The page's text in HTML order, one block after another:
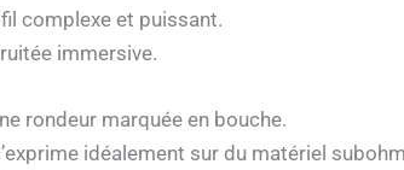
complexe et puissant.
immersive.
rondeur marquée en bouche.
idéalement sur du matériel